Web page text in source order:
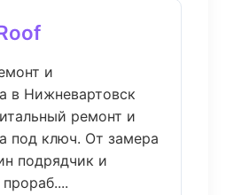
и
в Нижневартовск
ремонт и
под ключ. От замера
подрядчик и